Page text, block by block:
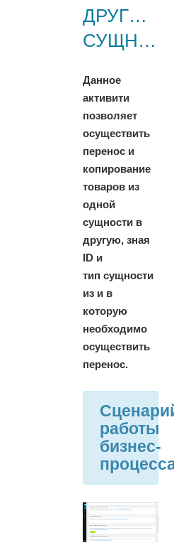
ДРУГУЮ
СУЩНОСТЬ
Данное
активити
позволяет
осуществить
перенос и
копирование
товаров из
одной
сущности в
другую, зная
ID и
тип сущности
из и в
которую
необходимо
осуществить
перенос.
работы
бизнес-